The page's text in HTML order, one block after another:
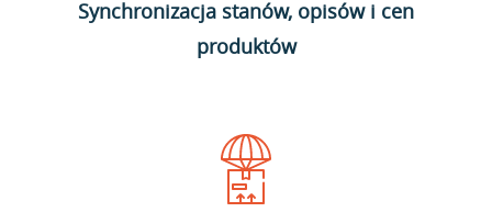
Synchronizacja stanów, opisów i cen
produktów